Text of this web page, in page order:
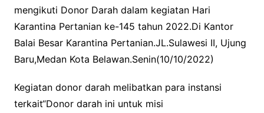
mengikuti Donor Darah dalam kegiatan Hari
Karantina Pertanian ke-145 tahun 2022.Di Kantor
Balai Besar Karantina Pertanian.JL.Sulawesi II, Ujung
Baru,Medan Kota Belawan.Senin(10/10/2022)
Kegiatan donor darah melibatkan para instansi
terkait“Donor darah ini untuk misi